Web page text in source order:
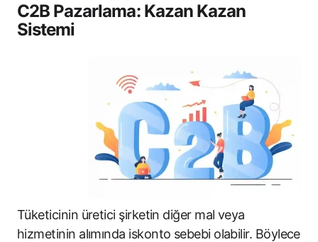
C2B Pazarlama: Kazan Kazan
Sistemi
Tüketicinin üretici şirketin diğer mal veya
hizmetinin alımında iskonto sebebi olabilir. Böylece